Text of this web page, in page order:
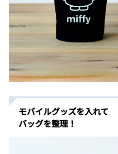
モバイルグッズを入れて
バッグを整理！